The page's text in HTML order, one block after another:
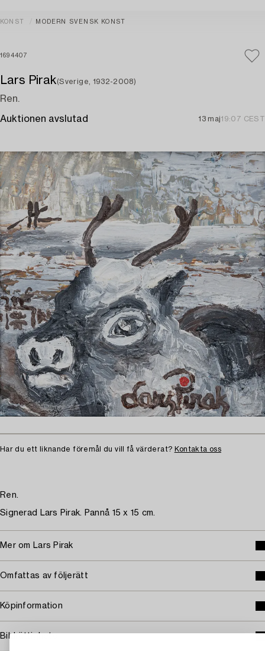
KONST MODERN SVENSK KONST
1694407
Lars Pirak(Sverige, 1932-2008)
Ren.
Auktionen avslutad 13 maj19:07 CEST
Har du ett liknande föremål du vill få värderat? Kontakta oss
Ren.
Signerad Lars Pirak. Pannå 15 x 15 cm.
Mer om Lars Pirak
Omfattas av följerätt
Köpinformation
Bildrättigheter